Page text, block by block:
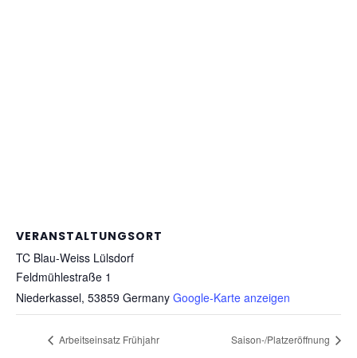
VERANSTALTUNGSORT
TC Blau-Weiss Lülsdorf
Feldmühlestraße 1
Niederkassel, 53859 Germany Google-Karte anzeigen
Arbeitseinsatz Frühjahr Saison-/Platzeröffnung